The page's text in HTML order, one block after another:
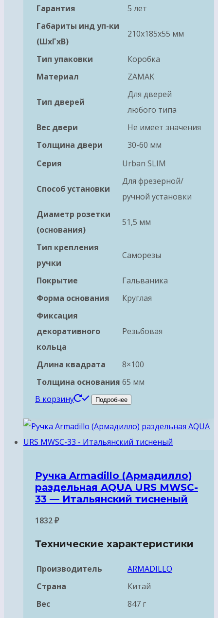
Гарантия
5 лет
Габариты инд уп-ки
(ШхГхВ)
210x185x55 мм
Тип упаковки
Коробка
Материал
ZAMAK
Тип дверей
Для дверей
любого типа
Вес двери
Не имеет значения
Толщина двери
30-60 мм
Серия
Urban SLIM
Способ установки
Для фрезерной/
ручной установки
Диаметр розетки
(основания)
51,5 мм
Тип крепления
ручки
Саморезы
Покрытие
Гальваника
Форма основания
Круглая
Фиксация
декоративного
кольца
Резьбовая
Длина квадрата
8×100
Толщина основания 65 мм
В корзину
Подробнее
Ручка Armadillo (Армадилло)
раздельная AQUA URS MWSC-
33 — Итальянский тисненый
1832₽
Технические характеристики
Производитель
ARMADILLO
Страна
Китай
Вес
847 г